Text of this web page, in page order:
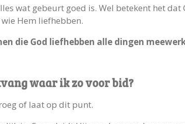
wat gebeurt goed is. Wel betekent het
Hem liefhebben.
die God liefhebben alle dingen
waar ik zo voor bid?
of laat op dit punt.